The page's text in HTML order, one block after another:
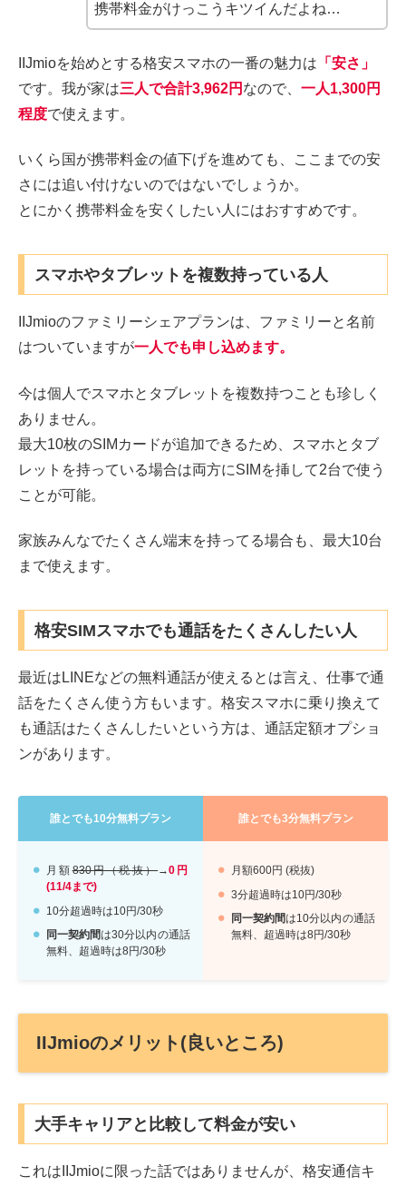
携帯料金がけっこうキツイんだよね…
IIJmioを始めとする格安スマホの一番の魅力は 「安さ」
です。我が家は三人で合計3,962円 なので、 一人1,300円
程度で使えます。
いくら国が携帯料金の値下げを進めても、ここまでの安
さには追い付けないのではないでしょうか。
とにかく携帯料金を安くしたい人にはおすすめです。
スマホやタブレットを複数持っている人
IIJmioのファミリーシェアプランは、ファミリーと名前
はついていますが一人でも申し込めます。
今は個人でスマホとタブレットを複数持つことも珍しく
ありません。
最大10枚のSIMカードが追加できるため、スマホとタブ
レットを持っている場合は両方にSIMを挿して2台で使う
ことが可能。
家族みんなでたくさん端末を持ってる場合も、最大10台
まで使えます。
格安SIMスマホでも通話をたくさんしたい人
最近はLINEなどの無料通話が使えるとは言え、仕事で通
話をたくさん使う方もいます。格安スマホに乗り換えて
も通話はたくさんしたいという方は、通話定額オプショ
ンがあります。
誰とでも10分無料プラン 誰とでも3分無料プラン
月額830円（税抜）→0円
(11/4まで)
10分超過時は10円/30秒
同一契約間は30分以内の通話
無料、超過時は8円/30秒
月額600円 (税抜)
3分超過時は10円/30秒
同一契約間は10分以内の通話
無料、超過時は8円/30秒
IIJmioのメリット(良いところ)
大手キャリアと比較して料金が安い
これはIIJmioに限った話ではありませんが、格安通信キ